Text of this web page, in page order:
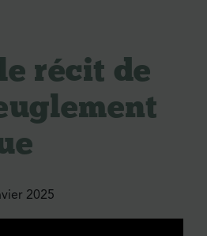
récit de
2025